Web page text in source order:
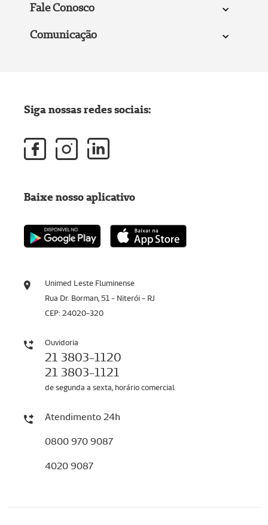
Fale Conosco
Comunicação
Unimed Leste Fluminense
Rua Dr. Borman, 51 - Niterói - RJ
CEP: 24020-320
Ouvidoria
21 3803-1120
21 3803-1121
de segunda a sexta, horário comercial
Atendimento 24h
0800 970 9087
4020 9087
Siga nossas redes sociais:
Baixe nosso aplicativo